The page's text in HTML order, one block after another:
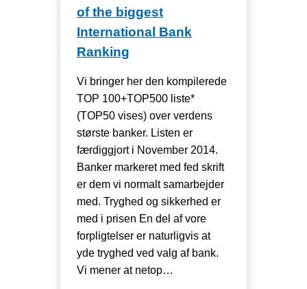
of the biggest
International Bank
Ranking
Vi bringer her den kompilerede
TOP 100+TOP500 liste*
(TOP50 vises) over verdens
største banker. Listen er
færdiggjort i November 2014.
Banker markeret med fed skrift
er dem vi normalt samarbejder
med. Tryghed og sikkerhed er
med i prisen En del af vore
forpligtelser er naturligvis at
yde tryghed ved valg af bank.
Vi mener at netop…